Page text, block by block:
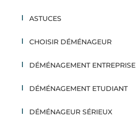
ASTUCES
CHOISIR DÉMÉNAGEUR
DÉMÉNAGEMENT ENTREPRISE
DÉMÉNAGEMENT ETUDIANT
DÉMÉNAGEUR SÉRIEUX